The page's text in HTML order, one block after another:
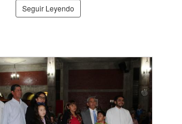
Seguir Leyendo